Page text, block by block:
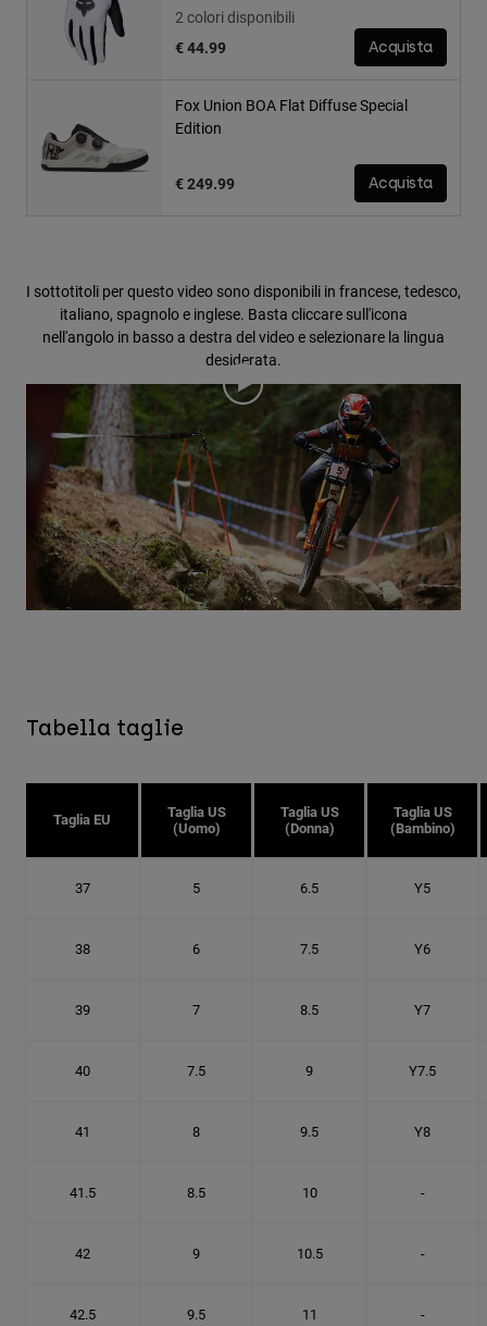
2 colori disponibili
€ 44.99
Acquista
Fox Union BOA Flat Diffuse Special
Edition
€ 249.99 Acquista
I sottotitoli per questo video sono disponibili in francese, tedesco,
italiano, spagnolo e inglese. Basta cliccare sull'icona
nell'angolo in basso a destra del video e selezionare la lingua
desiderata.
Tabella taglie
Taglia EU
Taglia US
(Uomo)
Taglia US
(Donna)
Taglia US
(Bambino)
37 5 6.5 Y5
38 6 7.5 Y6
39 7 8.5 Y7
40 7.5 9 Y7.5
41 8 9.5 Y8
41.5 8.5 10 -
42 9 10.5 -
42.5 9.5 11 -